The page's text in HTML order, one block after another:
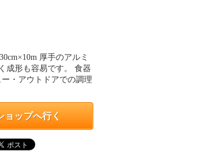
厚手のアルミ
成形も容易です。 食器
・アウトドアでの調理
ョップへ行く